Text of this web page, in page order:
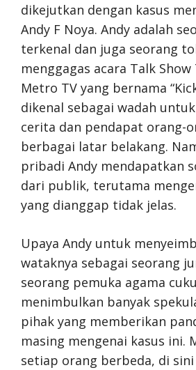
dikejutkan dengan kasus
Andy F Noya. Andy adalah
terkenal dan juga seorang
menggagas acara Talk
Metro TV yang bernama
dikenal sebagai wadah
cerita dan pendapat orang-
berbagai latar belakang.
pribadi Andy mendapatkan
dari publik, terutama
yang dianggap tidak jelas.
Upaya Andy untuk
wataknya sebagai seorang
seorang pemuka agama
menimbulkan banyak
pihak yang memberikan
masing mengenai kasus ini.
setiap orang berbeda, di